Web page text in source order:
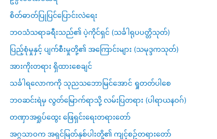
စိတ်ဓာတ်ပြုပြင်ပြောင်းလဲရေး
ဘဝသံသရာခရီးသည်၏ ပဲ့ကိုင်ရှင် (သင်္ခါရုပပတ္တိသုတ်)
ပြည့်စုံမှုနှင့် ပျက်စီးမှုတို့၏ အကြောင်းများ (သမုဒ္ဒကသုတ်)
အားကိုးတရား ရှိထားစေချင်
သင်္ခါရလောကကို သုညသဘောမြင်အောင် ရှုတတ်ပါစေ
ဘဝဆင်းရဲမှ လွတ်မြောက်ရာသို့ လမ်းပြတရား (ပါရာယနဝဂ်)
တဏှာအရှုပ်ထွေး ဖြေရှင်းရေးတရားတော်
အဂ္ဂသာဝက အရှင်မြတ်နှစ်ပါးတို့၏ ကျင့်စဥ်တရားတော်